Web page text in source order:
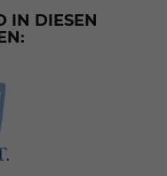
IN DIESEN